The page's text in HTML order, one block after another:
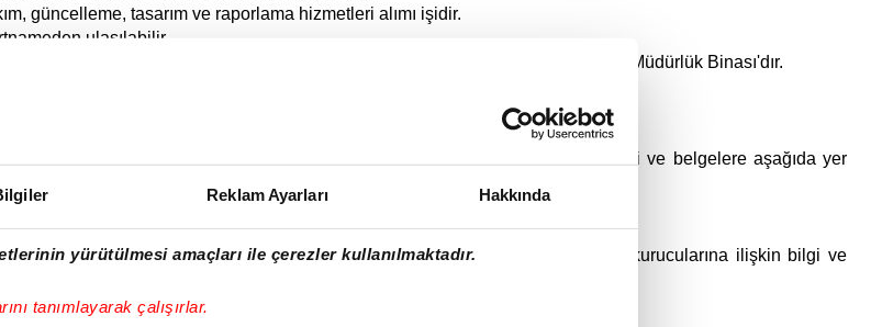
Reklam Ayarları Hakkında
yürütülmesi amaçları ile çerezler kullanılmaktadır.
tanımlayarak çalışırlar.
tasarım ve raporlama hizmetleri alımı işidir.
ulaşılabilir.
Kaleboyu Caddesi No: 111 Fatih - İstanbul adresinde bulunan Genel Müdürlük Binası'dır.
30.06.2027
sunulması gereken bilgi ve belgeler ile fiyat dışı unsurlara ilişkin bilgi ve belgelere aşağıda yer
ortaklar ve ortaklık oranlarına (halka arz edilen hisseler hariç)/üyelerine/kurucularına ilişkin bilgi ve